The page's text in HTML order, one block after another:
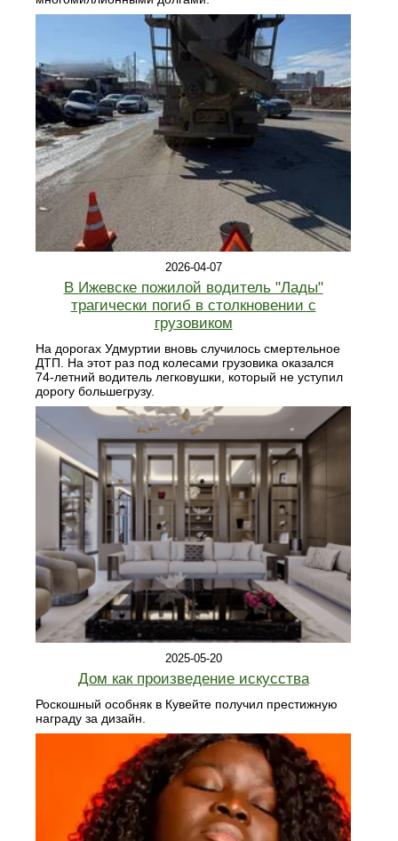
2026-04-07
В Ижевске пожилой водитель "Лады"
трагически погиб в столкновении с
грузовиком
На дорогах Удмуртии вновь случилось смертельное
ДТП. На этот раз под колесами грузовика оказался
74-летний водитель легковушки, который не уступил
дорогу большегрузу.
2025-05-20
Дом как произведение искусства
Роскошный особняк в Кувейте получил престижную
награду за дизайн.